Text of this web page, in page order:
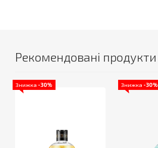
Рекомендовані продукти
Знижка -30% Знижка -30%